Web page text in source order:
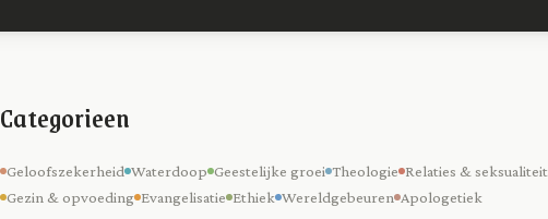
Categorieen
Geloofszekerheid Waterdoop Geestelijke groei Theologie Relaties & seksualiteit
Gezin & opvoeding Evangelisatie Ethiek Wereldgebeuren Apologetiek